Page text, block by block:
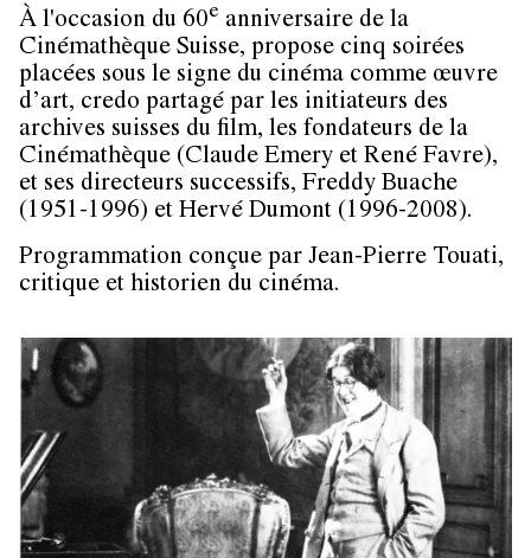
À l'occasion du 60e anniversaire de la
Cinémathèque Suisse, propose cinq soirées
placées sous le signe du cinéma comme œuvre
d’art, credo partagé par les initiateurs des
archives suisses du film, les fondateurs de la
Cinémathèque (Claude Emery et René Favre),
et ses directeurs successifs, Freddy Buache
(1951-1996) et Hervé Dumont (1996-2008).
Programmation conçue par Jean-Pierre Touati,
critique et historien du cinéma.